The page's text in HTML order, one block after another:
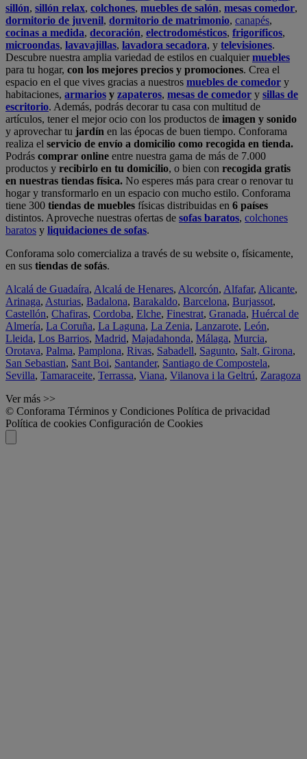
sillón, sillón relax, colchones, muebles de salón, mesas comedor,
dormitorio de juvenil, dormitorio de matrimonio, canapés,
cocinas a medida, decoración, electrodomésticos, frigoríficos,
microondas, lavavajillas, lavadora secadora, y televisiones.
Descubre nuestra amplia variedad de estilos en cualquiermuebles
para tu hogar, con los mejores precios y promociones. Crea el
espacio en el que vives gracias a nuestros muebles de comedor y
habitaciones, armarios y zapateros, mesas de comedor y sillas de
escritorio. Además, podrás decorar tu casa con multitud de
artículos, tener el mejor ocio con los productos de imagen y sonido
y aprovechar tu jardín en las épocas de buen tiempo. Conforama
realiza el servicio de envío a domicilio como recogida en tienda.
Podrás comprar online entre nuestra gama de más de 7.000
productos y recibirlo en tu domicilio, o bien con recogida gratis
en nuestras tiendas física. No esperes más para crear o renovar tu
hogar y transformarlo en un espacio con mucho estilo. Conforama
tiene 300 tiendas de muebles físicas distribuidas en 6 países
distintos. Aproveche nuestras ofertas de sofas baratos, colchones
baratos y liquidaciones de sofas.
Conforama solo comercializa a través de su website o, físicamente,
en sus tiendas de sofás.
Alcalá de Guadaíra, Alcalá de Henares, Alcorcón, Alfafar, Alicante,
Arinaga, Asturias, Badalona, Barakaldo, Barcelona, Burjassot,
Castellón, Chafiras, Cordoba, Elche, Finestrat, Granada, Huércal de
Almería, La Coruña, La Laguna, La Zenia, Lanzarote, León,
Lleida, Los Barrios, Madrid, Majadahonda, Málaga, Murcia,
Orotava, Palma, Pamplona, Rivas, Sabadell, Sagunto, Salt, Girona,
San Sebastian, Sant Boi, Santander, Santiago de Compostela,
Sevilla, Tamaraceite, Terrassa, Viana, Vilanova i la Geltrú, Zaragoza
Ver más >>
© Conforama Términos y Condiciones Política de privacidad
Política de cookies Configuración de Cookies